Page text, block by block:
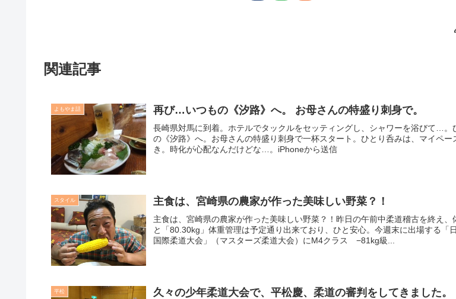
関連記事
よもやま話 再び…いつもの《汐路》へ。 お母さんの特盛り刺身で。
長崎県対馬に到着。ホテルでタックルをセッティングし、シャワーを浴びて…。
の《汐路》へ。お母さんの特盛り刺身で一杯スタート。ひとり呑みは、マイペー
き。時化が心配なんだけどな…。iPhoneから送信
スタイル 主食は、宮崎県の農家が作った美味しい野菜？！
主食は、宮崎県の農家が作った美味しい野菜？！昨日の午前中柔道稽古を終え、
と「80.30kg」体重管理は予定通り出来ており、ひと安心。今週末に出場する「
国際柔道大会」（マスターズ柔道大会）にM4クラス −81kg級...
平松 久々の少年柔道大会で、平松慶、柔道の審判をしてきました。